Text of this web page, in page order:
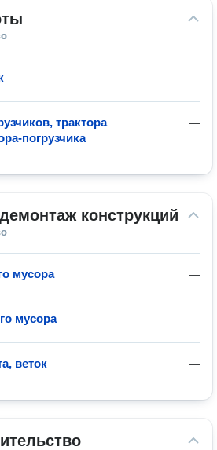
—
—
трактора
погрузчика
конструкций
—
мусора
—
мусора
—
веток